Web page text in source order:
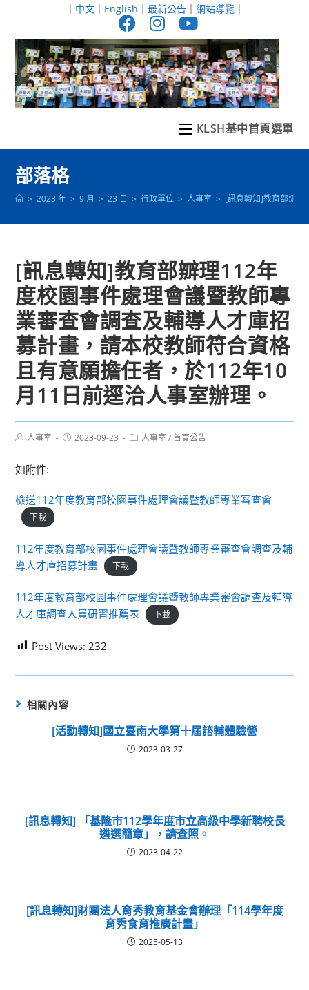
至
｜ 中文｜ English ｜ 最新公告｜ 網站導覽｜
KLSH基中首頁選單
部落格
> 2023 年 > 9 月 > 23 日 > 行政單位 > 人事室 > [訊息轉知]教育部辧理
[訊息轉知]教育部辧理112年
度校園事件處理會議暨教師專
業審查會調查及輔導人才庫招
募計畫，請本校教師符合資格
且有意願擔任者，於112年10
月11日前逕洽人事室辦理。
Post人事室
Post2023-09-23
Post人事室 / 首頁公告
如附件:
檢送112年度教育部校園事件處理會議暨教師專業審查會
下載
112年度教育部校園事件處理會議暨教師專業審查會調查及輔
導人才庫招募計畫
下載
112年度教育部校園事件處理會議暨教師專業審會調查及輔導
人才庫調查人員研習推薦表
下載
Post Views: 232
相關內容
[活動轉知]國立臺南大學第十屆諮輔體驗營
2023-03-27
[訊息轉知] 「基隆市112學年度市立高級中學新聘校長
遴選簡章」，請查照。
2023-04-22
[訊息轉知]財團法人育秀教育基金會辦理「114學年度
育秀食育推廣計畫」
2025-05-13